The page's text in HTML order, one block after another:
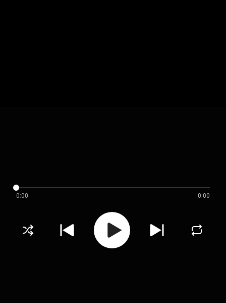
0:00 0:00